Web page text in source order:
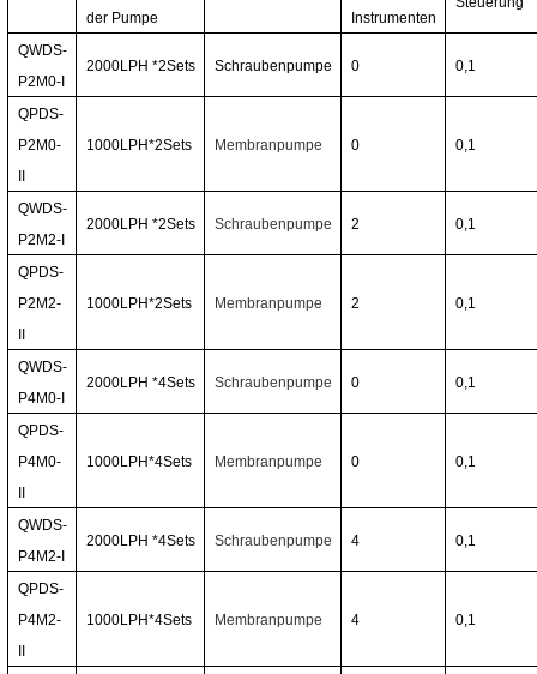
der Pumpe Instrumenten
QWDS-
P2M0-I
2000LPH *2Sets Schraubenpumpe 0 0,1
QPDS-
P2M0-
1000LPH*2Sets Membranpumpe 0 0,1
QWDS-
P2M2-I
2000LPH *2Sets Schraubenpumpe 2 0,1
QPDS-
P2M2-
1000LPH*2Sets Membranpumpe 2 0,1
QWDS-
P4M0-I
2000LPH *4Sets Schraubenpumpe 0 0,1
QPDS-
P4M0-
1000LPH*4Sets Membranpumpe 0 0,1
QWDS-
P4M2-I
2000LPH *4Sets Schraubenpumpe 4 0,1
QPDS-
P4M2-
1000LPH*4Sets Membranpumpe 4 0,1